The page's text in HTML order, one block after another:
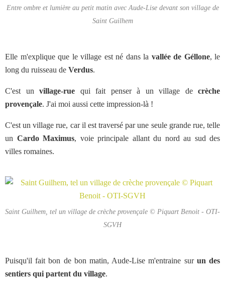
Entre ombre et lumière au petit matin avec Aude-Lise devant son village de
Saint Guilhem
Elle m'explique que le village est né dans la vallée de Géllone, le
long du ruisseau de Verdus.
C'est un village-rue qui fait penser à un village de crèche
provençale. J'ai moi aussi cette impression-là !
C'est un village rue, car il est traversé par une seule grande rue, telle
un Cardo Maximus, voie principale allant du nord au sud des
villes romaines.
Saint Guilhem, tel un village de crèche provençale © Piquart Benoit - OTI-
SGVH
Puisqu'il fait bon de bon matin, Aude-Lise m'entraine sur un des
sentiers qui partent du village.